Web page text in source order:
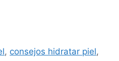
, consejos hidratar piel,